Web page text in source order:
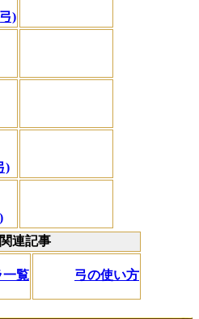
)
)
連記事
一覧 弓の使い方